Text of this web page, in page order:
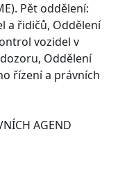
Pět oddělení:
a řidičů, Oddělení
vozidel v
Oddělení
řízení a právních
AGEND